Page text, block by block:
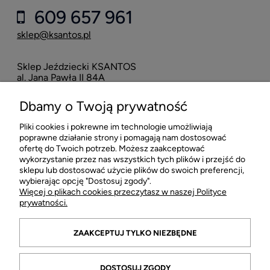
609 657 961
sklep@ksantos.pl
Sklep Jeździecki KSANTOS
al. Jana Pawła II 84A
POMOC
MOJE KONTO
PŁATNOŚCI I DOSTAWA
INFORMACJE
Dbamy o Twoją prywatność
Pliki cookies i pokrewne im technologie umożliwiają
poprawne działanie strony i pomagają nam dostosować
ofertę do Twoich potrzeb. Możesz zaakceptować
wykorzystanie przez nas wszystkich tych plików i przejść do
sklepu lub dostosować użycie plików do swoich preferencji,
wybierając opcję "Dostosuj zgody".
Więcej o plikach cookies przeczytasz w naszej Polityce
prywatności.
ZAAKCEPTUJ TYLKO NIEZBĘDNE
DOSTOSUJ ZGODY